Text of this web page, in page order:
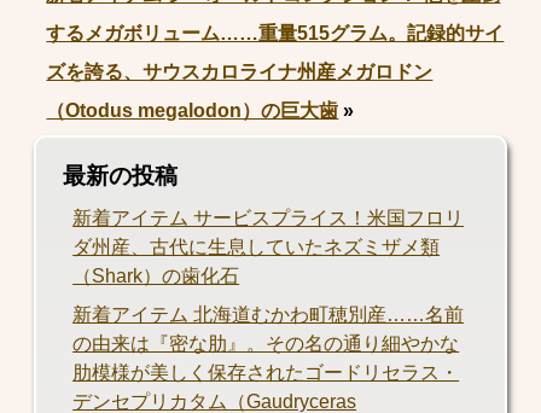
するメガボリューム……重量515グラム。記録的サイ
ズを誇る、サウスカロライナ州産メガロドン
（Otodus megalodon）の巨大歯 »
最新の投稿
新着アイテム サービスプライス！米国フロリ
ダ州産、古代に生息していたネズミザメ類
（Shark）の歯化石
新着アイテム 北海道むかわ町穂別産……名前
の由来は『密な肋』。その名の通り細やかな
肋模様が美しく保存されたゴードリセラス・
デンセプリカタム（Gaudryceras